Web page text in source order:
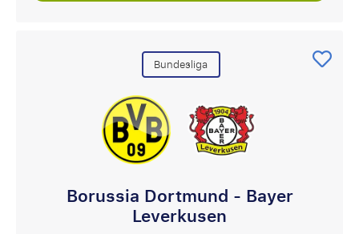
Bundesliga
Borussia Dortmund - Bayer
Leverkusen